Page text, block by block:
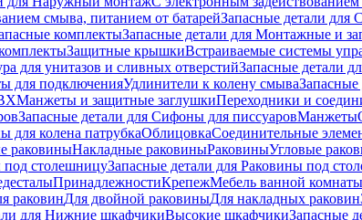
смыва, питанием от батарейЗапасные детали для
комплектыЗапасные детали для Монтажные и
Защитные крышкиВстраиваемые системы
для унитазов и сливных отверстийЗапасные детали
для подключенияУдлинители к колену смываЗапасные
Манжеты и защитные заглушкиПереходники и
Запасные детали для Cифоны для писсуаровМанжеты
для колена патрубкаОблицовкаСоединительные
раковиныНакладные раковиныРаковиныУгловые
под столешницуЗапасные детали для Раковины под
ПринадлежностиКрепежМебель ванной комнаты
раковинДля двойной раковиныДля накладных pаковин
для Нижние шкафчикиВысокие шкафчикиЗапасные